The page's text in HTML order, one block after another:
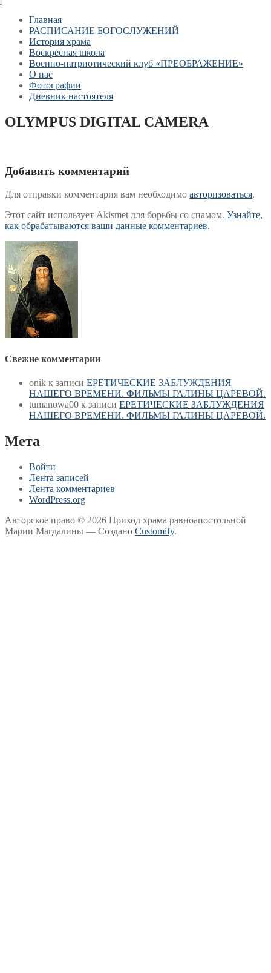
Главная
РАСПИСАНИЕ БОГОСЛУЖЕНИЙ
История храма
Воскресная школа
Военно-патриотический клуб «ПРЕОБРАЖЕНИЕ»
О нас
Фотографии
Дневник настоятеля
OLYMPUS DIGITAL CAMERA
Добавить комментарий
Для отправки комментария вам необходимо авторизоваться.
Этот сайт использует Akismet для борьбы со спамом. Узнайте,
как обрабатываются ваши данные комментариев.
Свежие комментарии
onik к записи ЕРЕТИЧЕСКИЕ ЗАБЛУЖДЕНИЯ
НАШЕГО ВРЕМЕНИ. ФИЛЬМЫ ГАЛИНЫ ЦАРЕВОЙ.
tumanowa00 к записи ЕРЕТИЧЕСКИЕ ЗАБЛУЖДЕНИЯ
НАШЕГО ВРЕМЕНИ. ФИЛЬМЫ ГАЛИНЫ ЦАРЕВОЙ.
Мета
Войти
Лента записей
Лента комментариев
WordPress.org
Авторское право © 2026 Приход храма равноапостольной
Марии Магдалины — Создано Customify.